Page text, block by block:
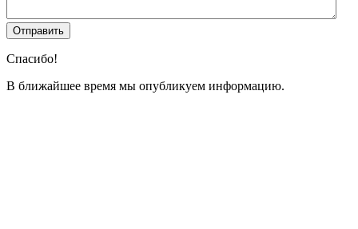
Спасибо!
В ближайшее время мы опубликуем информацию.